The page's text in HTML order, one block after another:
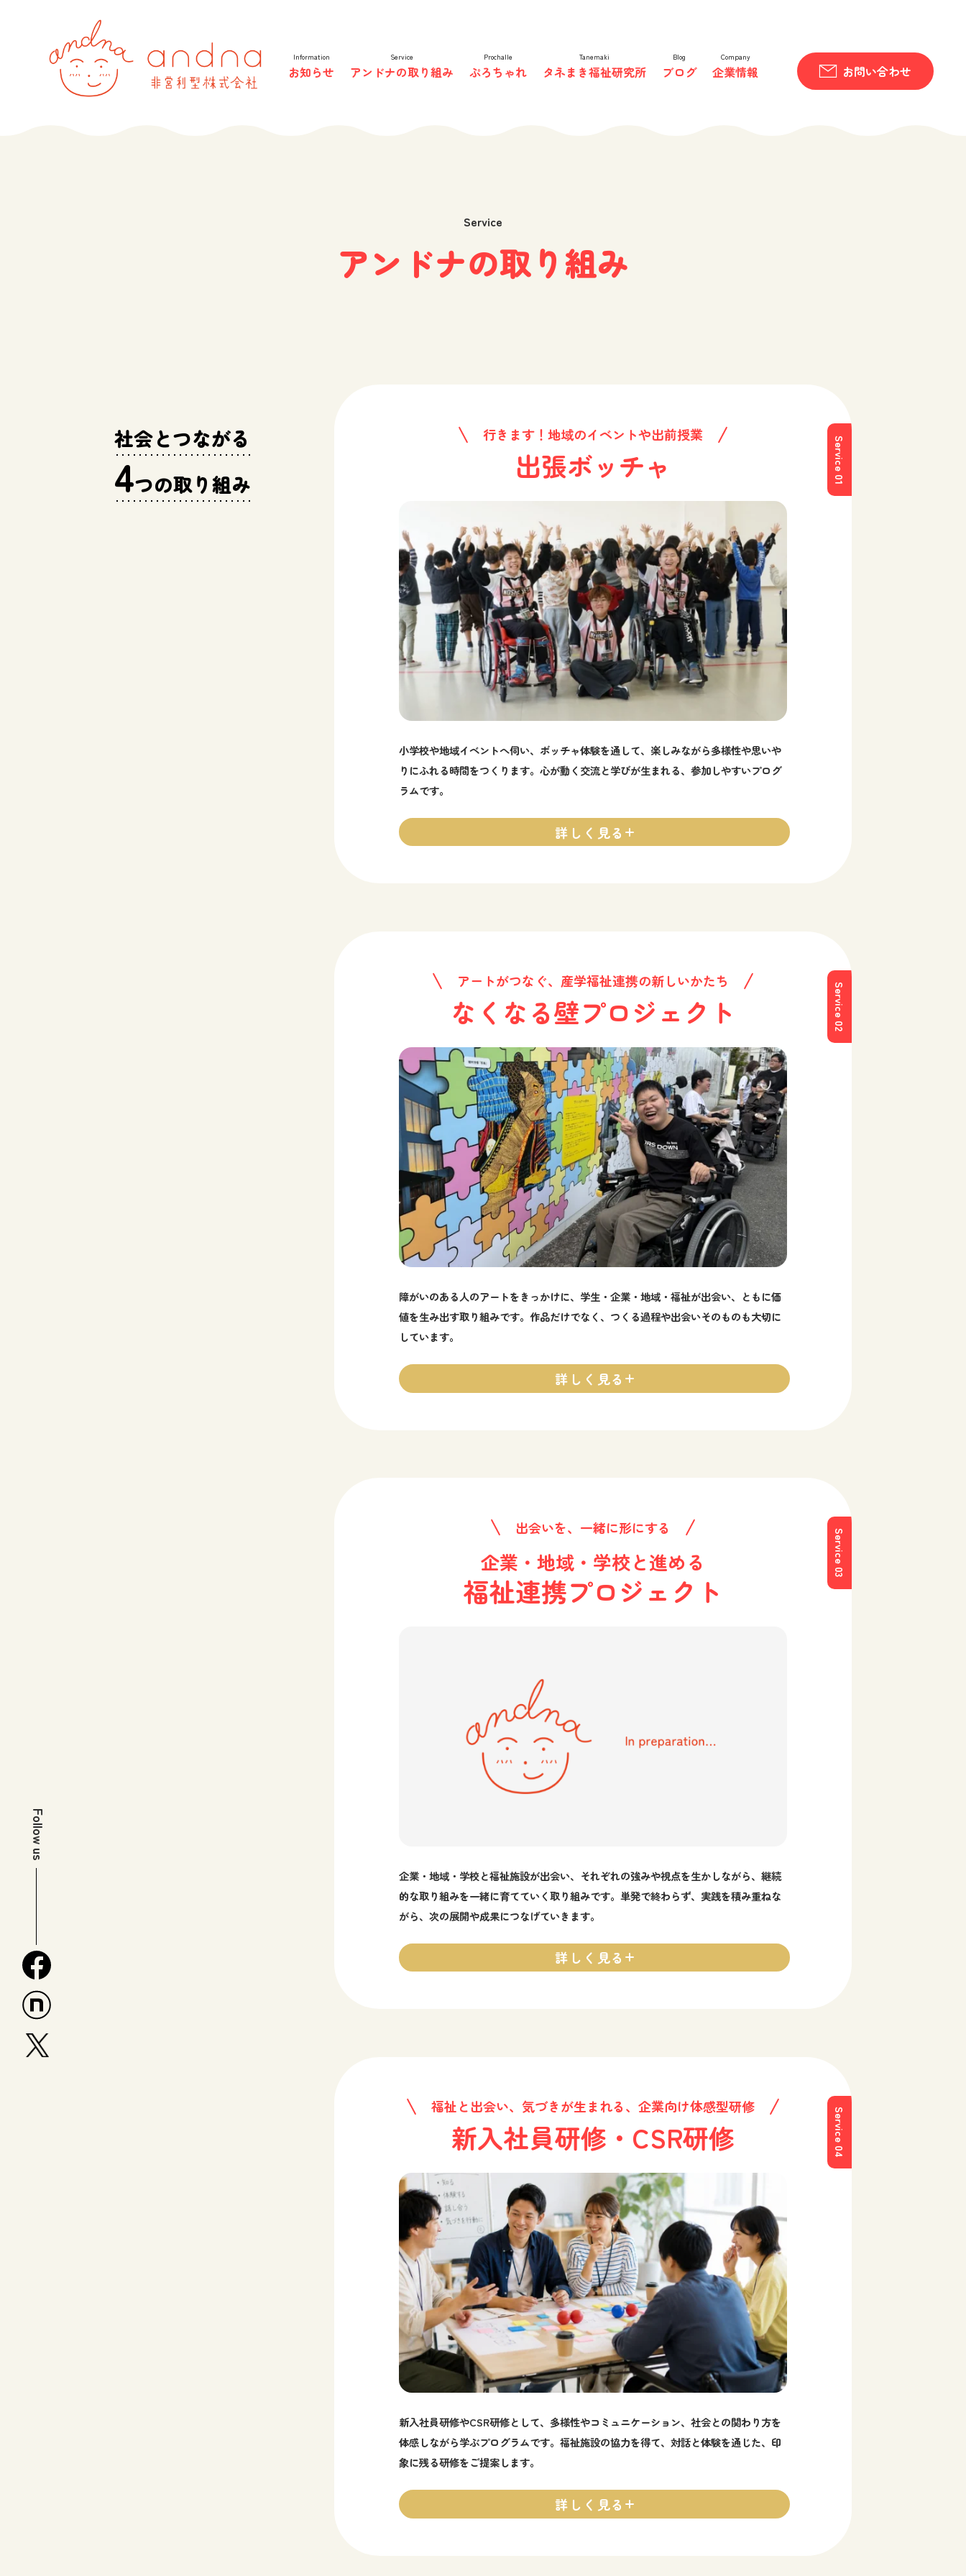
Information
お知らせ
Service
アンドナの取り組み
Prochalle
ぷろちゃれ
Tanemaki
タネまき福祉研究所
Blog
ブログ
Company
企業情報 お問い合わせ
Follow us
Service
アンドナの取り組み
社会とつながる
4つの取り組み Service 01
行きます！地域のイベントや出前授業
出張ボッチャ
小学校や地域イベントへ伺い、ボッチャ体験を通して、楽しみながら多様性や思いや
りにふれる時間をつくります。心が動く交流と学びが生まれる、参加しやすいプログ
ラムです。
詳しく見る
Service 02
アートがつなぐ、産学福祉連携の新しいかたち
なくなる壁プロジェクト
障がいのある人のアートをきっかけに、学生・企業・地域・福祉が出会い、ともに価
値を生み出す取り組みです。作品だけでなく、つくる過程や出会いそのものも大切に
しています。
詳しく見る
Service 03
出会いを、一緒に形にする
企業・地域・学校と進める
福祉連携プロジェクト
企業・地域・学校と福祉施設が出会い、それぞれの強みや視点を生かしながら、継続
的な取り組みを一緒に育てていく取り組みです。単発で終わらず、実践を積み重ねな
がら、次の展開や成果につなげていきます。
詳しく見る
Service 04
福祉と出会い、気づきが生まれる、企業向け体感型研修
新入社員研修・CSR研修
新入社員研修やCSR研修として、多様性やコミュニケーション、社会との関わり方を
体感しながら学ぶプログラムです。福祉施設の協力を得て、対話と体験を通じた、印
象に残る研修をご提案します。
詳しく見る